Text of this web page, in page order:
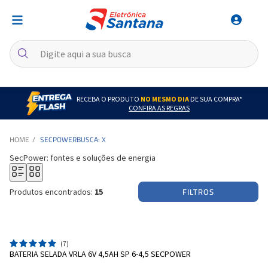
RECEBA O PRODUTO NO MESMO DIADE SUA COMPRA*
CONFIRA AS REGRAS
SECPOWERBUSCA: X
SecPower: fontes e soluções de energia
Produtos encontrados: 15 FILTROS
(7)
BATERIA SELADA VRLA 6V 4,5AH SP 6-4,5 SECPOWER